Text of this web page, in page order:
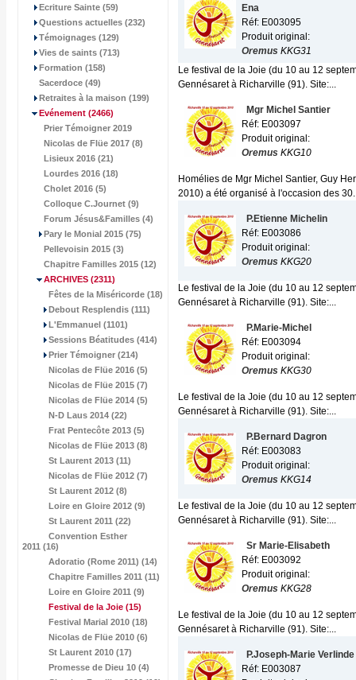
Ecriture Sainte (59)
Questions actuelles (232)
Témoignages (129)
Vies de saints (713)
Formation (158)
Sacerdoce (49)
Retraites à la maison (199)
Evénement (2466)
Prier Témoigner 2019
Nicolas de Flüe 2017 (8)
Lisieux 2016 (21)
Lourdes 2016 (18)
Cholet 2016 (5)
Colloque C.Journet (9)
Forum Jésus&Familles (4)
Pary le Monial 2015 (75)
Pellevoisin 2015 (3)
Chapitre Familles 2015 (12)
ARCHIVES (2311)
Fêtes de la Miséricorde (18)
Debout Resplendis (111)
L'Emmanuel (1101)
Sessions Béatitudes (414)
Prier Témoigner (214)
Nicolas de Flüe 2016 (5)
Nicolas de Flüe 2015 (7)
Nicolas de Flüe 2014 (5)
N-D Laus 2014 (22)
Frat Pentecôte 2013 (5)
Nicolas de Flüe 2013 (8)
St Laurent 2013 (11)
Nicolas de Flüe 2012 (7)
St Laurent 2012 (8)
Loire en Gloire 2012 (9)
St Laurent 2011 (22)
Convention Esther
2011 (16)
Adoratio (Rome 2011) (14)
Chapitre Familles 2011 (11)
Loire en Gloire 2011 (9)
Festival de la Joie (15)
Festival Marial 2010 (18)
Nicolas de Flüe 2010 (6)
St Laurent 2010 (17)
Promesse de Dieu 10 (4)
Ena
Réf: E003095
Produit original:
Oremus KKG31
Le festival de la Joie (du 10 au 12
Gennésaret à Richarville (91). Site:...
Mgr Michel Santier
Réf: E003097
Produit original:
Oremus KKG10
Homélies de Mgr Michel Santier, Guy
2010) a été organisé à l'occasion des
P.Etienne Michelin
Réf: E003086
Produit original:
Oremus KKG20
Le festival de la Joie (du 10 au 12
Gennésaret à Richarville (91). Site:...
P.Marie-Michel
Réf: E003094
Produit original:
Oremus KKG30
Le festival de la Joie (du 10 au 12
Gennésaret à Richarville (91). Site:...
P.Bernard Dagron
Réf: E003083
Produit original:
Oremus KKG14
Le festival de la Joie (du 10 au 12
Gennésaret à Richarville (91). Site:...
Sr Marie-Elisabeth
Réf: E003092
Produit original:
Oremus KKG28
Le festival de la Joie (du 10 au 12
Gennésaret à Richarville (91). Site:...
P.Joseph-Marie Verlinde
Réf: E003087